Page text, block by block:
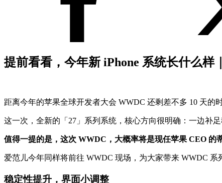
提前看看，今年新 iPhone 系统长什么样
距离今年的苹果全球开发者大会 WWDC 还剩差不多 10 天的
这一次，全新的「27」系列系统，核心方向很明确：一边补
值得一提的是，这次 WWDC，大概率将是现任苹果 CEO 的
爱范儿今年同样将前往 WWDC 现场，为大家带来 WWDC
稳定性提升，界面小调整